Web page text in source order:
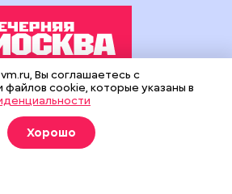
поддержке Департамента
и рекламы города Москвы.
рекомендательные технологии
предоставления информации
и анализа сведений,
Вы соглашаетесь с
файлов cookie, которые указаны в
Хорошо